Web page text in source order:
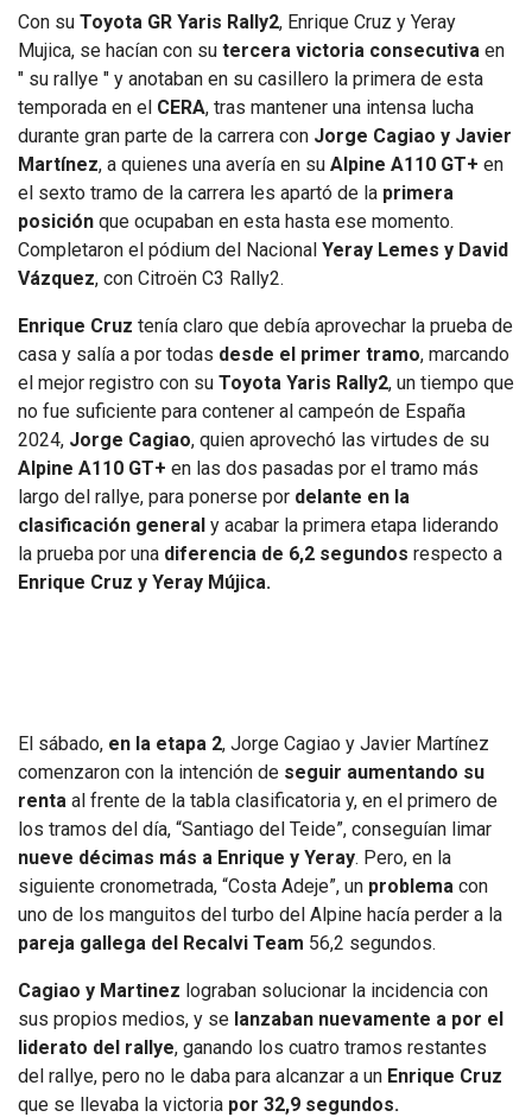
Con su Toyota GR Yaris Rally2, Enrique Cruz y Yeray
Mujica, se hacían con su tercera victoria consecutiva en
" su rallye " y anotaban en su casillero la primera de esta
temporada en el CERA, tras mantener una intensa lucha
durante gran parte de la carrera con Jorge Cagiao y Javier
Martínez, a quienes una avería en su Alpine A110 GT+ en
el sexto tramo de la carrera les apartó de la primera
posición que ocupaban en esta hasta ese momento.
Completaron el pódium del Nacional Yeray Lemes y David
Vázquez, con Citroën C3 Rally2.
Enrique Cruz tenía claro que debía aprovechar la prueba de
casa y salía a por todas desde el primer tramo, marcando
el mejor registro con su Toyota Yaris Rally2, un tiempo que
no fue suficiente para contener al campeón de España
2024, Jorge Cagiao, quien aprovechó las virtudes de su
Alpine A110 GT+ en las dos pasadas por el tramo más
largo del rallye, para ponerse por delante en la
clasificación general y acabar la primera etapa liderando
la prueba por una diferencia de 6,2 segundos respecto a
Enrique Cruz y Yeray Mújica.
El sábado, en la etapa 2, Jorge Cagiao y Javier Martínez
comenzaron con la intención de seguir aumentando su
renta al frente de la tabla clasificatoria y, en el primero de
los tramos del día, “Santiago del Teide”, conseguían limar
nueve décimas más a Enrique y Yeray. Pero, en la
siguiente cronometrada, “Costa Adeje”, un problema con
uno de los manguitos del turbo del Alpine hacía perder a la
pareja gallega del Recalvi Team 56,2 segundos.
Cagiao y Martinez lograban solucionar la incidencia con
sus propios medios, y se lanzaban nuevamente a por el
liderato del rallye, ganando los cuatro tramos restantes
del rallye, pero no le daba para alcanzar a un Enrique Cruz
que se llevaba la victoria por 32,9 segundos.